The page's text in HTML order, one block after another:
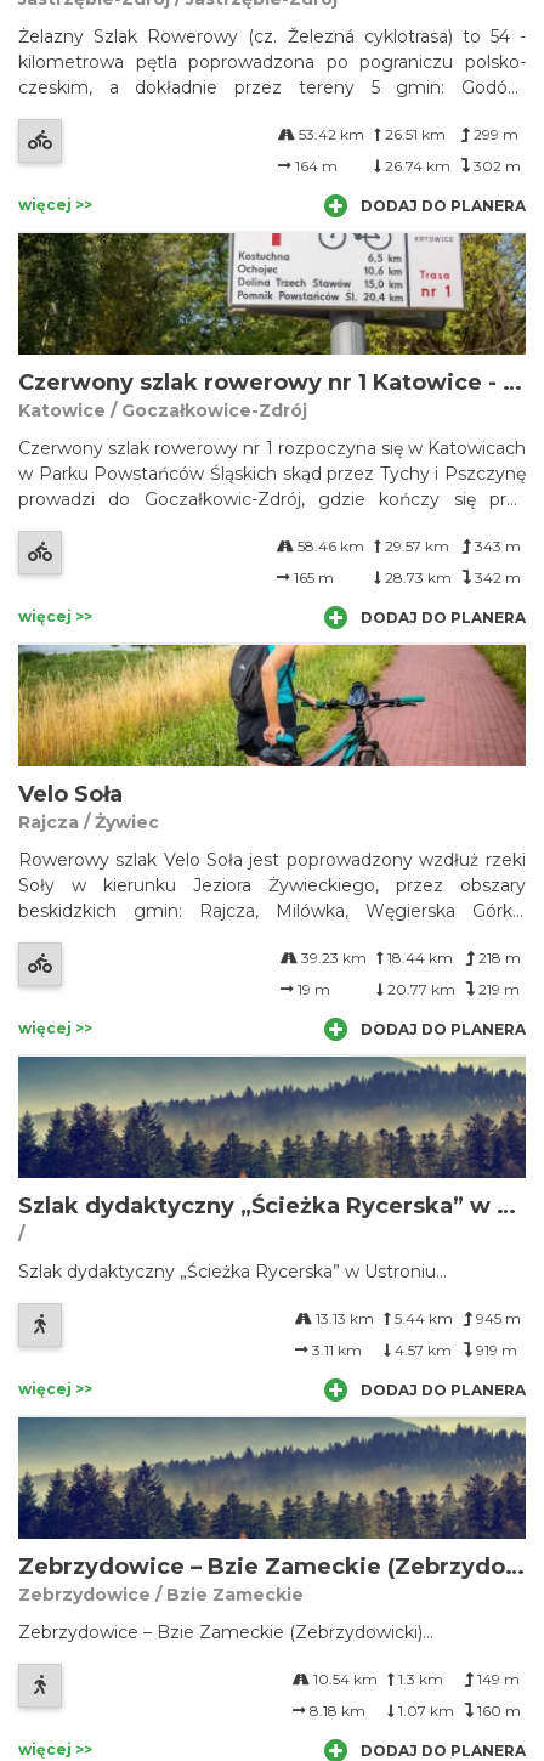
Żelazny Szlak Rowerowy (cz. Železná cyklotrasa) to 54 -
kilometrowa pętla poprowadzona po pograniczu polsko-
czeskim, a dokładnie przez tereny 5 gmin: Godów,
Petrovice u Karvine.
53.42 km 26.51 km
299 m
164 m
26.74 km 302 m
więcej >> DODAJ DO PLANERA
Czerwony szlak rowerowy nr 1 Katowice - Goczałkowice-Zdrój
Katowice / Goczałkowice-Zdrój
Czerwony szlak rowerowy nr 1 rozpoczyna się w Katowicach
w Parku Powstańców Śląskich skąd przez Tychy i Pszczynę
prowadzi do Goczałkowic-Zdrój, gdzie kończy się przy
bardzo atrakcyjna, a także bezpieczna, bo w znacznej
większości prowadzi poza ruchem samochodowym.
58.46 km 29.57 km
343 m
165 m
28.73 km 342 m
więcej >> DODAJ DO PLANERA
Velo Soła
Rajcza / Żywiec
Rowerowy szlak Velo Soła jest poprowadzony wzdłuż rzeki
Soły w kierunku Jeziora Żywieckiego, przez obszary
beskidzkich gmin: Rajcza, Milówka, Węgierska Górka,
górskim obszarze szlak w całości prowadzi po płaskim
terenie, zapewniając wspaniałe widoki na beskidzkie
szczyty, oglądane znad brzegu Soły. Szlak jest łatwy i
dostępny nawet dla rodzin z dziećmi.
39.23 km 18.44 km
218 m
19 m
20.77 km 219 m
więcej >> DODAJ DO PLANERA
Szlak dydaktyczny „Ścieżka Rycerska” w Ustroniu
/
Szlak dydaktyczny „Ścieżka Rycerska” w Ustroniu...
13.13 km 5.44 km
945 m
3.11 km
4.57 km 919 m
więcej >> DODAJ DO PLANERA
Zebrzydowice – Bzie Zameckie (Zebrzydowicki)
Zebrzydowice / Bzie Zameckie
Zebrzydowice – Bzie Zameckie (Zebrzydowicki)...
10.54 km 1.3 km
149 m
8.18 km
1.07 km 160 m
więcej >> DODAJ DO PLANERA